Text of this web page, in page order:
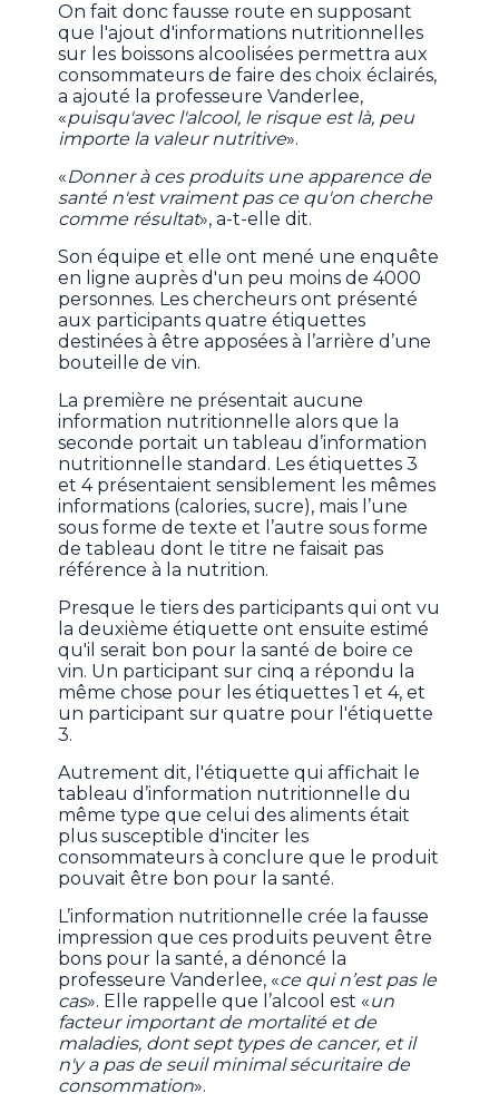
On fait donc fausse route en supposant
que l'ajout d'informations nutritionnelles
sur les boissons alcoolisées permettra aux
consommateurs de faire des choix éclairés,
a ajouté la professeure Vanderlee,
«puisqu'avec l'alcool, le risque est là, peu
importe la valeur nutritive».
«Donner à ces produits une apparence de
santé n'est vraiment pas ce qu'on cherche
comme résultat», a-t-elle dit.
Son équipe et elle ont mené une enquête
en ligne auprès d'un peu moins de 4000
personnes. Les chercheurs ont présenté
aux participants quatre étiquettes
destinées à être apposées à l’arrière d’une
bouteille de vin.
La première ne présentait aucune
information nutritionnelle alors que la
seconde portait un tableau d’information
nutritionnelle standard. Les étiquettes 3
et 4 présentaient sensiblement les mêmes
informations (calories, sucre), mais l’une
sous forme de texte et l’autre sous forme
de tableau dont le titre ne faisait pas
référence à la nutrition.
Presque le tiers des participants qui ont vu
la deuxième étiquette ont ensuite estimé
qu'il serait bon pour la santé de boire ce
vin. Un participant sur cinq a répondu la
même chose pour les étiquettes 1 et 4, et
un participant sur quatre pour l'étiquette
3.
Autrement dit, l'étiquette qui affichait le
tableau d’information nutritionnelle du
même type que celui des aliments était
plus susceptible d'inciter les
consommateurs à conclure que le produit
pouvait être bon pour la santé.
L’information nutritionnelle crée la fausse
impression que ces produits peuvent être
bons pour la santé, a dénoncé la
professeure Vanderlee, «ce qui n’est pas le
cas». Elle rappelle que l’alcool est «un
facteur important de mortalité et de
maladies, dont sept types de cancer, et il
n'y a pas de seuil minimal sécuritaire de
consommation».